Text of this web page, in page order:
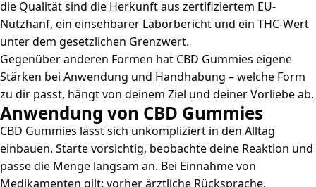
die Qualität sind die Herkunft aus zertifiziertem EU-
Nutzhanf, ein einsehbarer Laborbericht und ein THC-Wert
unter dem gesetzlichen Grenzwert.
Gegenüber anderen Formen hat CBD Gummies eigene
Stärken bei Anwendung und Handhabung – welche Form
zu dir passt, hängt von deinem Ziel und deiner Vorliebe ab.
Anwendung von CBD Gummies
CBD Gummies lässt sich unkompliziert in den Alltag
einbauen. Starte vorsichtig, beobachte deine Reaktion und
passe die Menge langsam an. Bei Einnahme von
Medikamenten gilt: vorher ärztliche Rücksprache.